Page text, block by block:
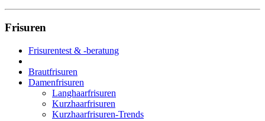
Frisuren
Frisurentest & -beratung
Brautfrisuren
Damenfrisuren
Langhaarfrisuren
Kurzhaarfrisuren
Kurzhaarfrisuren-Trends